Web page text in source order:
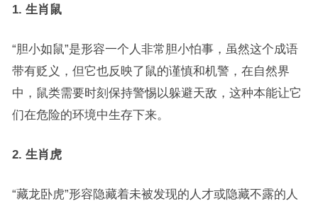
1. 生肖鼠
“胆小如鼠”是形容一个人非常胆小怕事，虽然这个成语
带有贬义，但它也反映了鼠的谨慎和机警，在自然界
中，鼠类需要时刻保持警惕以躲避天敌，这种本能让它
们在危险的环境中生存下来。
2. 生肖虎
“藏龙卧虎”形容隐藏着未被发现的人才或隐藏不露的人